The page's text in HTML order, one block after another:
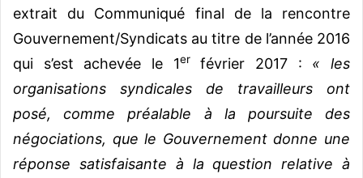
extrait du Communiqué final de la rencontre
Gouvernement/Syndicats au titre de l’année 2016
qui s’est achevée le 1erfévrier 2017 : « les
organisations syndicales de travailleurs ont
posé, comme préalable à la poursuite des
négociations, que le Gouvernement donne une
réponse satisfaisante à la question relative à